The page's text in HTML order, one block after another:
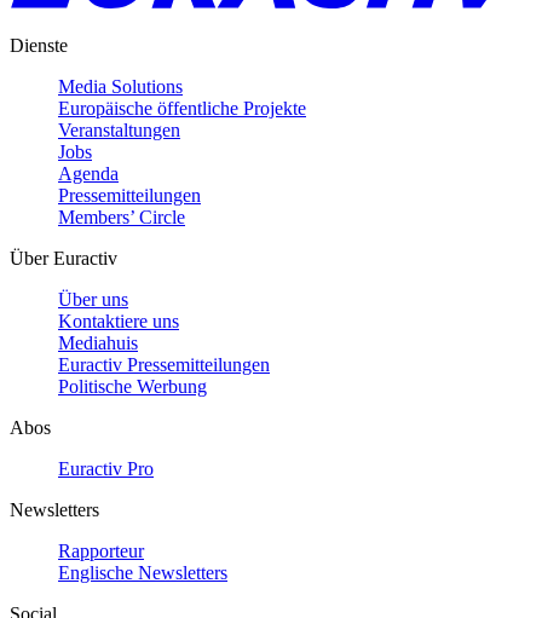
Dienste
Media Solutions
Europäische öffentliche Projekte
Veranstaltungen
Jobs
Agenda
Pressemitteilungen
Members’ Circle
Über Euractiv
Über uns
Kontaktiere uns
Mediahuis
Euractiv Pressemitteilungen
Politische Werbung
Abos
Euractiv Pro
Newsletters
Rapporteur
Englische Newsletters
Social